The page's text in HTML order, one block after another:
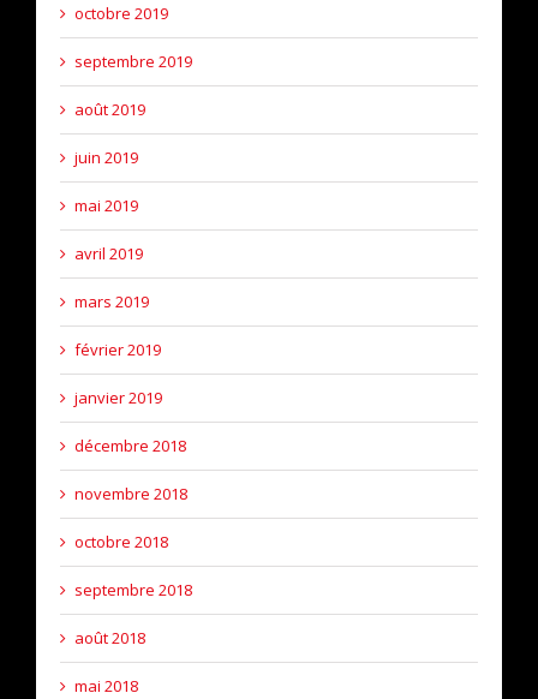
octobre 2019
septembre 2019
août 2019
juin 2019
mai 2019
avril 2019
mars 2019
février 2019
janvier 2019
décembre 2018
novembre 2018
octobre 2018
septembre 2018
août 2018
mai 2018